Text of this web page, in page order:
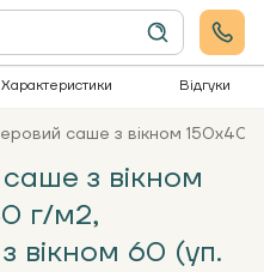
Характеристики Відгуки
саше з вікном
з вікном
г/м2,
вікном 60 (уп.